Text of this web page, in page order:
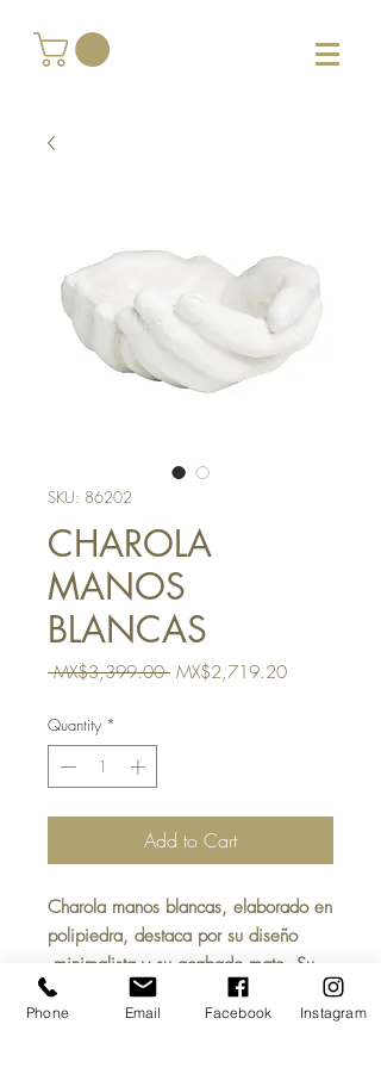
SKU: 86202
CHAROLA
MANOS
BLANCAS
MX$3,399.00 Regular
MX$2,719.20Sale
Quantity *
Add to Cart
Charola manos blancas, elaborado en
polipiedra, destaca por su diseño
minimalista y su acabado mate. Su
estilo ecléctico
la convierte en una
pieza perfecta para decorar
Phone Email Facebook Instagram